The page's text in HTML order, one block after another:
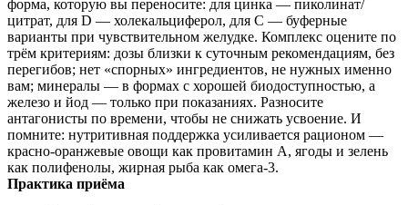
форма, которую вы переносите: для цинка — пиколинат/
цитрат, для D — холекальциферол, для С — буферные
варианты при чувствительном желудке. Комплекс оцените по
трём критериям: дозы близки к суточным рекомендациям, без
перегибов; нет «спорных» ингредиентов, не нужных именно
вам; минералы — в формах с хорошей биодоступностью, а
железо и йод — только при показаниях. Разносите
антагонисты по времени, чтобы не снижать усвоение. И
помните: нутритивная поддержка усиливается рационом —
красно‑оранжевые овощи как провитамин А, ягоды и зелень
как полифенолы, жирная рыба как омега‑3.
Практика приёма